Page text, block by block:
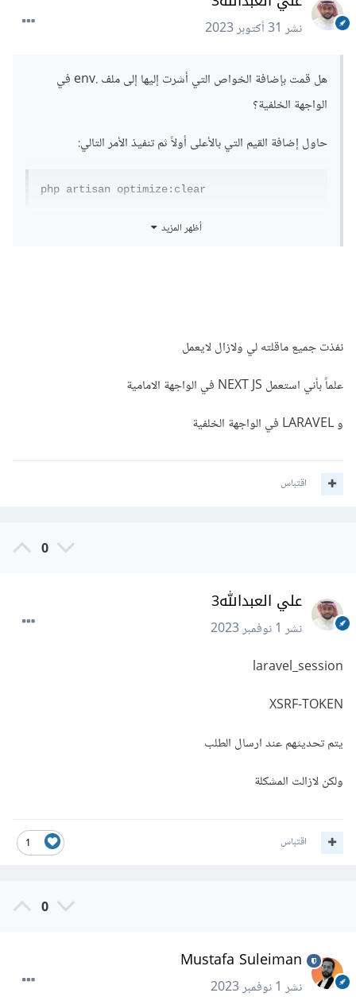
نشر31 أكتوبر 2023
هل قمت بإضافة الخواص التي أشرت إليها إلى ملف .env في
الواجهة الخلفية؟
حاول إضافة القيم التي بالأعلى أولاً ثم تنفيذ الأمر التالي:
php artisan optimize:clear
في حال لم تعمل حاول إضافة التالي:
php artisan config:cache
أظهر المزيد
نفذت جميع ماقلته لي ولازال لايعمل
علماً بأني استعمل NEXT JS في الواجهة الامامية
و LARAVEL في الواجهة الخلفية
اقتباس
0
علي العبدالله3
نشر1 نوفمبر 2023
laravel_session
XSRF-TOKEN
يتم تحديثهم عند ارسال الطلب
ولكن لازالت المشكلة
1 اقتباس
0
Mustafa Suleiman
نشر1 نوفمبر 2023